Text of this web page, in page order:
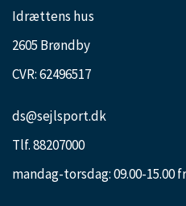
Idrættens hus
2605 Brøndby
CVR: 62496517
ds@sejlsport.dk
Tlf. 88207000
mandag-torsdag: 09.00-15.00